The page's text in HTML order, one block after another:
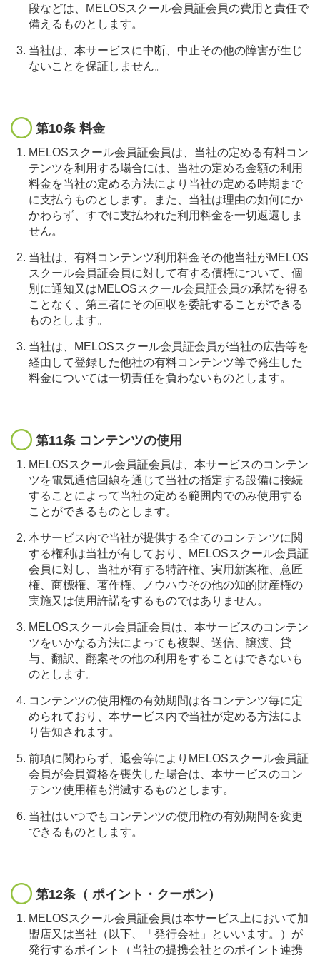
段などは、MELOSスクール会員証会員の費用と責任で
備えるものとします。
当社は、本サービスに中断、中止その他の障害が生じ
ないことを保証しません。
第10条 料金
MELOSスクール会員証会員は、当社の定める有料コン
テンツを利用する場合には、当社の定める金額の利用
料金を当社の定める方法により当社の定める時期まで
に支払うものとします。また、当社は理由の如何にか
かわらず、すでに支払われた利用料金を一切返還しま
せん。
当社は、有料コンテンツ利用料金その他当社がMELOS
スクール会員証会員に対して有する債権について、個
別に通知又はMELOSスクール会員証会員の承諾を得る
ことなく、第三者にその回収を委託することができる
ものとします。
当社は、MELOSスクール会員証会員が当社の広告等を
経由して登録した他社の有料コンテンツ等で発生した
料金については一切責任を負わないものとします。
第11条 コンテンツの使用
MELOSスクール会員証会員は、本サービスのコンテン
ツを電気通信回線を通じて当社の指定する設備に接続
することによって当社の定める範囲内でのみ使用する
ことができるものとします。
本サービス内で当社が提供する全てのコンテンツに関
する権利は当社が有しており、MELOSスクール会員証
会員に対し、当社が有する特許権、実用新案権、意匠
権、商標権、著作権、ノウハウその他の知的財産権の
実施又は使用許諾をするものではありません。
MELOSスクール会員証会員は、本サービスのコンテン
ツをいかなる方法によっても複製、送信、譲渡、貸
与、翻訳、翻案その他の利用をすることはできないも
のとします。
コンテンツの使用権の有効期間は各コンテンツ毎に定
められており、本サービス内で当社が定める方法によ
り告知されます。
前項に関わらず、退会等によりMELOSスクール会員証
会員が会員資格を喪失した場合は、本サービスのコン
テンツ使用権も消滅するものとします。
当社はいつでもコンテンツの使用権の有効期間を変更
できるものとします。
第12条（ ポイント・クーポン）
MELOSスクール会員証会員は本サービス上において加
盟店又は当社（以下、「発行会社」といいます。）が
発行するポイント（当社の提携会社とのポイント連携